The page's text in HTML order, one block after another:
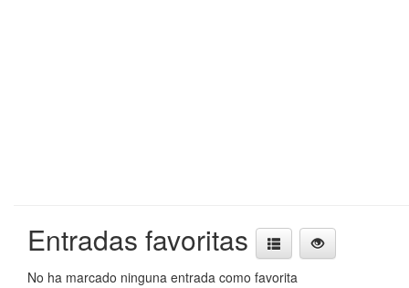
Entradas favoritas
No ha marcado ninguna entrada como favorita